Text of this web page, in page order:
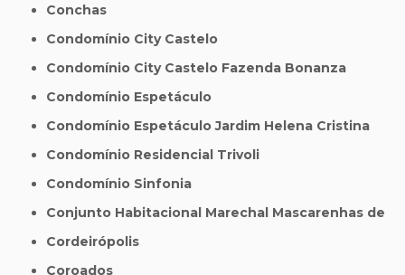
Conchas
Condomínio City Castelo
Condomínio City Castelo Fazenda Bonanza
Condomínio Espetáculo
Condomínio Espetáculo Jardim Helena Cristina
Condomínio Residencial Trivoli
Condomínio Sinfonia
Conjunto Habitacional Marechal Mascarenhas de
Cordeirópolis
Coroados